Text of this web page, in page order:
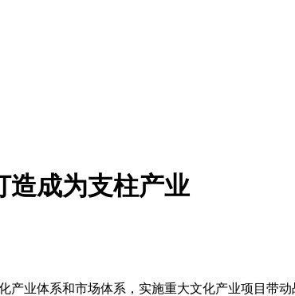
造成为支柱产业
业体系和市场体系，实施重大文化产业项目带